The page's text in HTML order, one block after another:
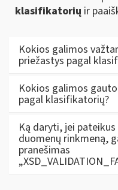
klasifikatorių ir
Kokios galimos
priežastys pagal
Kokios galimos
pagal klasifikatorių?
Ką daryti, jei
duomenų rinkmeną,
pranešimas